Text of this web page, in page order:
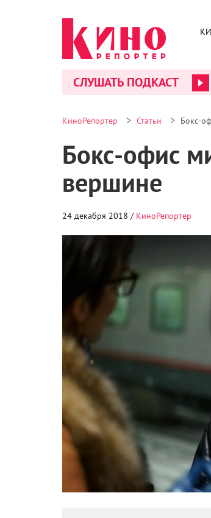
СЛУШАТЬ ПОДКАСТ
КиноРепортер > Статьи > Бокс-
Бокс-офис
вершине
24 декабря 2018 / КиноРепортер